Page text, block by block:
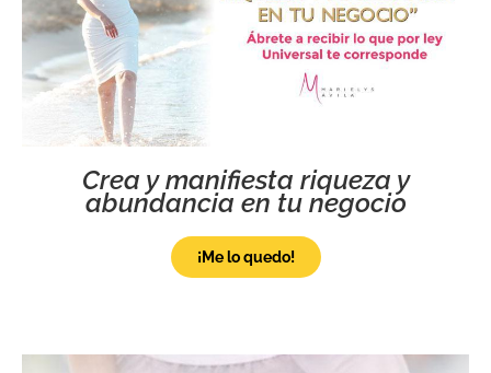
Crea y manifiesta riqueza y
abundancia en tu negocio
¡Me lo quedo!